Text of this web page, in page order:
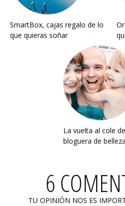
SmartBox, cajas regalo de lo
que quieras soñar
La vuelta al cole
bloguera de belleza
6
TU OPINIÓN NOS ES